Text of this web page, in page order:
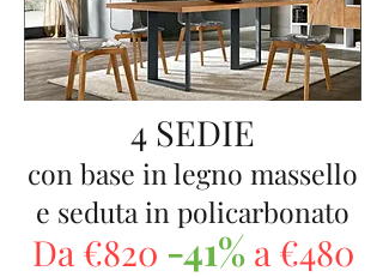
4 SEDIE
con base in legno massello
e seduta in policarbonato
Da €820 -41%a €480